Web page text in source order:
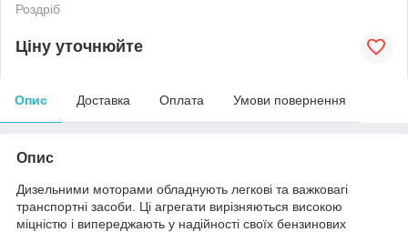
Роздріб
Ціну уточнюйте
Опис Доставка Оплата Умови повернення
Опис
Дизельними моторами обладнують легкові та важковагі
транспортні засоби. Ці агрегати вирізняються високою
міцністю і випереджають у надійності своїх бензинових